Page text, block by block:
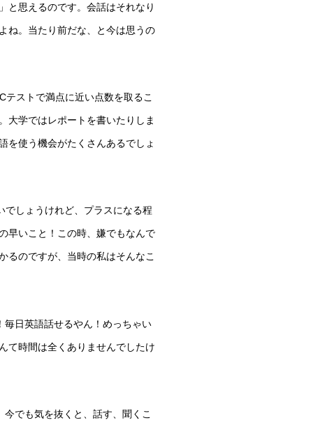
と思えるのです。会話はそれなり
ね。当たり前だな、と今は思うの
テストで満点に近い点数を取るこ
大学ではレポートを書いたりしま
を使う機会がたくさんあるでしょ
しょうけれど、プラスになる程
早いこと！この時、嫌でもなんで
るのですが、当時の私はそんなこ
日英語話せるやん！めっちゃい
て時間は全くありませんでしたけ
でも気を抜くと、話す、聞くこ